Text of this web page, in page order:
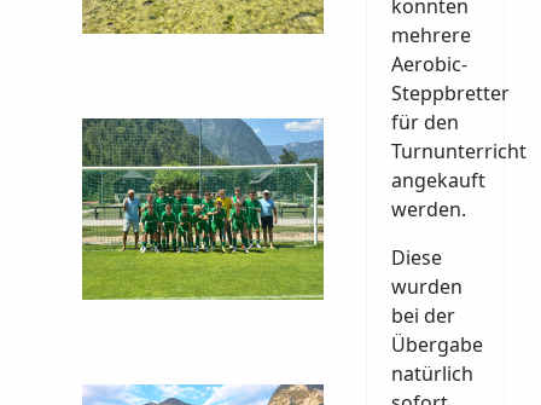
konnten
mehrere
Aerobic-
Steppbretter
für den
Turnunterricht
angekauft
werden.
Diese
wurden
bei der
Übergabe
natürlich